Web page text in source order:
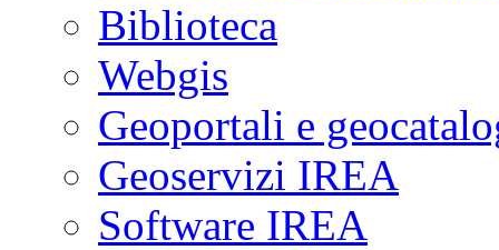
Biblioteca
Webgis
Geoportali e
Geoservizi IREA
Software IREA